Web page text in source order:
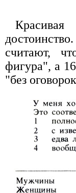
считают,
фигура", а
"без